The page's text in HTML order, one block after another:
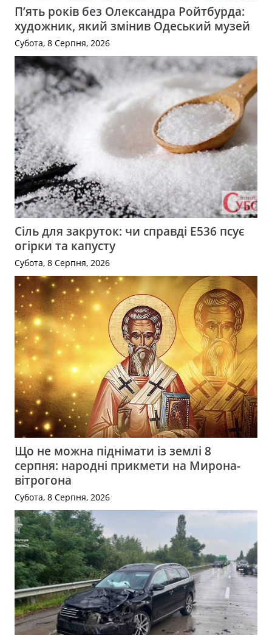
П’ять років без Олександра Ройтбурда:
художник, який змінив Одеський музей
Субота, 8 Серпня, 2026
Сіль для закруток: чи справді Е536 псує
огірки та капусту
Субота, 8 Серпня, 2026
Що не можна піднімати із землі 8
серпня: народні прикмети на Мирона-
вітрогона
Субота, 8 Серпня, 2026